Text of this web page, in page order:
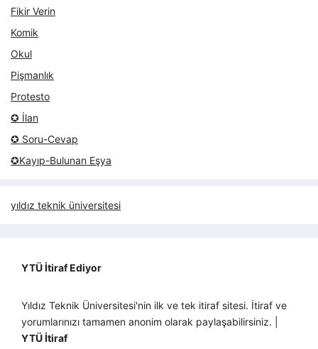
Fikir Verin
Komik
Okul
Pişmanlık
Protesto
✪ İlan
✪ Soru-Cevap
✪Kayıp-Bulunan Eşya
yıldız teknik üniversitesi
YTÜ İtiraf Ediyor
Yıldız Teknik Üniversitesi'nin ilk ve tek itiraf sitesi. İtiraf ve
yorumlarınızı tamamen anonim olarak paylaşabilirsiniz. |
YTÜ İtiraf